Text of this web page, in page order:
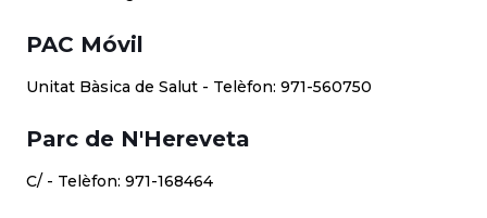
PAC Móvil
Unitat Bàsica de Salut - Telèfon: 971-560750
Parc de N'Hereveta
C/ - Telèfon: 971-168464